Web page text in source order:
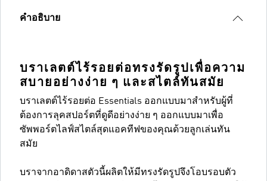
คำอธิบาย
บราเลตต์ไร้รอยต่อทรงรัดรูปเพื่อความ
สบายอย่างง่าย ๆ และสไตล์ทันสมัย
บราเลตต์ไร้รอยต่อ Essentials ออกแบบมาสำหรับผู้ที่
ต้องการลุคสปอร์ตที่ดูดีอย่างง่าย ๆ ออกแบบมาเพื่อ
ซัพพอร์ตไลฟ์สไตล์สุดแอคทีฟของคุณด้วยลูกเล่นทัน
สมัย
บราจากอาดิดาสตัวนี้ผลิตให้มีทรงรัดรูปจึงโอบรอบตัว